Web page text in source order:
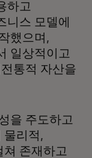
하고
니스 모델에
했으며,
일상적이고
통적 자산을
을 주도하고
물리적,
쳐 존재하고